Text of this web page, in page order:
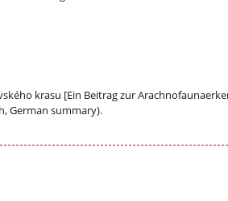
krasu [Ein Beitrag zur
German summary).